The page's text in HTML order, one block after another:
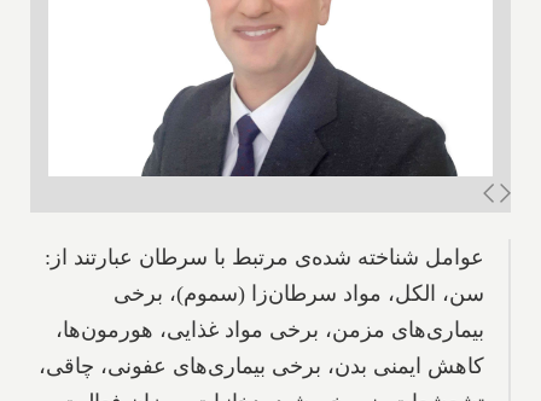
عوامل شناخته شده‌ی مرتبط با سرطان عبارتند از:
سن، الکل، مواد سرطان‌زا (سموم)، برخی
بیماری‌های مزمن، برخی مواد غذایی، هورمون‌ها،
کاهش ایمنی بدن، برخی بیماری‌های عفونی، چاقی،